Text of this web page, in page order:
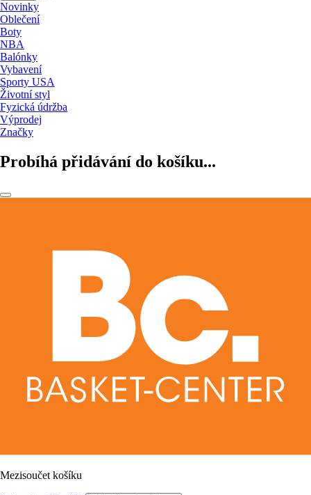
Novinky
Oblečení
Boty
NBA
Balónky
Vybavení
Sporty USA
Životní styl
Fyzická údržba
Výprodej
Značky
Probíhá přidávání do košíku...
Mezisoučet košíku